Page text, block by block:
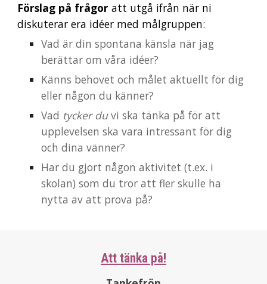
Förslag på frågor att utgå ifrån när ni
diskuterar era idéer med målgruppen:
Vad är din spontana känsla när jag
berättar om våra idéer?
Känns behovet och målet aktuellt för dig
eller någon du känner?
Vad tycker duvi ska tänka på för att
upplevelsen ska vara intressant för dig
och dina vänner?
Har du gjort någon aktivitet (t.ex. i
skolan) som du tror att fler skulle ha
nytta av att prova på?
Att tänka på!